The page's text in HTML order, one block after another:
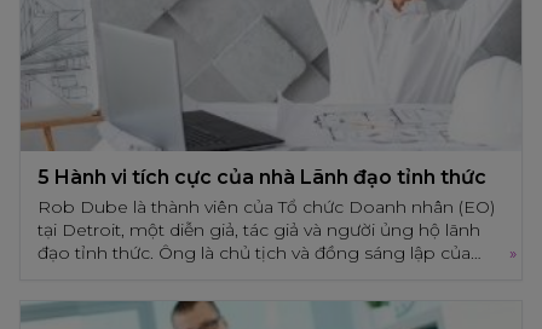
niềm tin sai lầm của con người về việc chúng ta tin rằng
mình có siêu năng lực và có thể làm nhiều việc cùng một
lúc.
5 Hành vi tích cực của nhà Lãnh đạo tỉnh thức
Rob Dube là thành viên của Tổ chức Doanh nhân (EO)
tại Detroit, một diễn giả, tác giả và người ủng hộ lãnh
đạo tỉnh thức. Ông là chủ tịch và đồng sáng lập của
nghiệm phi thường cho các thành viên trong nhóm,
khách hàng và cộng đồng của mình. Tuy nhiên, làm thế
»
5 Hành vi tích cực của nhà Lãnh đạo tỉnh thức